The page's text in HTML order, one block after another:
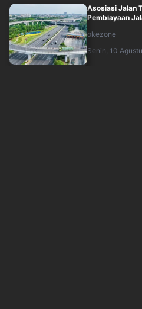
Asosiasi Jalan
Pembiayaan
okezone
Senin, 10